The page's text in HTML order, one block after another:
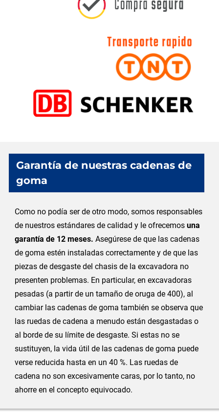
Garantía de nuestras cadenas de
goma
Como no podía ser de otro modo, somos responsables
de nuestros estándares de calidad y le ofrecemos una
garantía de 12 meses. Asegúrese de que las cadenas
de goma estén instaladas correctamente y de que las
piezas de desgaste del chasis de la excavadora no
presenten problemas. En particular, en excavadoras
pesadas (a partir de un tamaño de oruga de 400), al
cambiar las cadenas de goma también se observa que
las ruedas de cadena a menudo están desgastadas o
al borde de su límite de desgaste. Si estas no se
sustituyen, la vida útil de las cadenas de goma puede
verse reducida hasta en un 40 %. Las ruedas de
cadena no son excesivamente caras, por lo tanto, no
ahorre en el concepto equivocado.